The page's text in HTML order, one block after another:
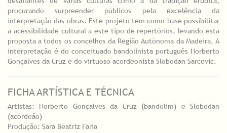
procurando surpreender públicos pela excelência da
interpretação das obras. Este projeto tem como base possibilitar
a acessibilidade cultural a este tipo de repertórios, levando esta
proposta a todos os concelhos da Região Autónoma da Madeira. A
interpretação é do conceituado bandolinista português Norberto
Gonçalves da Cruz e do virtuoso acordeonista Slobodan Sarcevic.
FICHA ARTÍSTICA E TÉCNICA
Artistas: Norberto Gonçalves da Cruz (bandolim) e Slobodan
(acordeão)
Produção: Sara Beatriz Faria